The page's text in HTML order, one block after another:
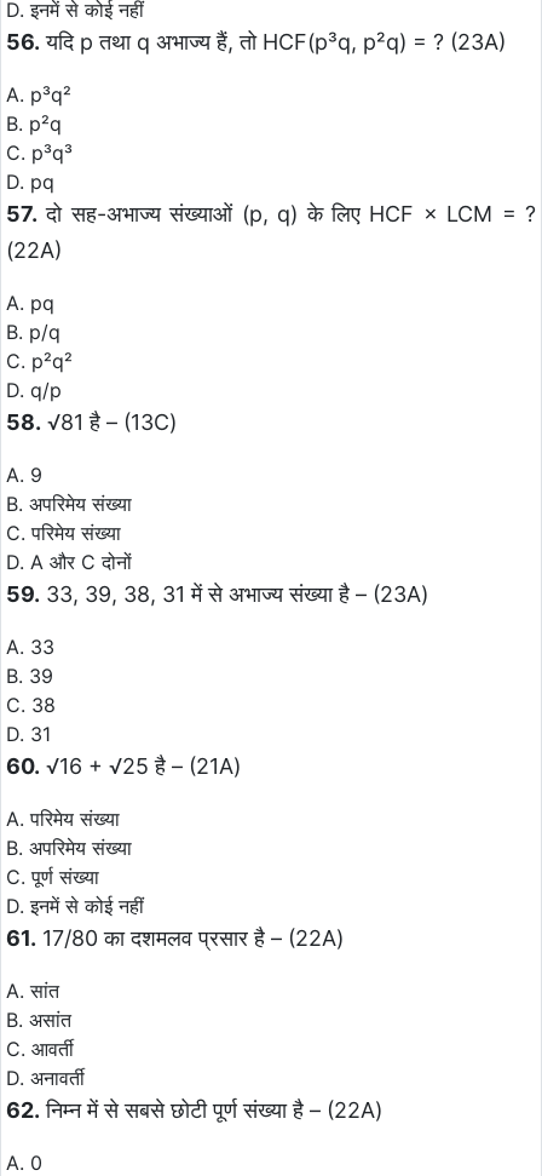
D. इनमें से कोई नहीं
56. यदि p तथा q अभाज्य हैं, तो HCF(p³q, p²q) = ? (23A)
A. p³q²
B. p²q
C. p³q³
D. pq
57. दो सह-अभाज्य संख्याओं (p, q) के लिए HCF × LCM = ?
(22A)
A. pq
B. p/q
C. p²q²
D. q/p
58. √81 है – (13C)
A. 9
B. अपरिमेय संख्या
C. परिमेय संख्या
D. A और C दोनों
59. 33, 39, 38, 31 में से अभाज्य संख्या है – (23A)
A. 33
B. 39
C. 38
D. 31
60. √16 + √25 है – (21A)
A. परिमेय संख्या
B. अपरिमेय संख्या
C. पूर्ण संख्या
D. इनमें से कोई नहीं
61. 17/80 का दशमलव प्रसार है – (22A)
A. सांत
B. असांत
C. आवर्ती
D. अनावर्ती
62. निम्न में से सबसे छोटी पूर्ण संख्या है – (22A)
A. 0